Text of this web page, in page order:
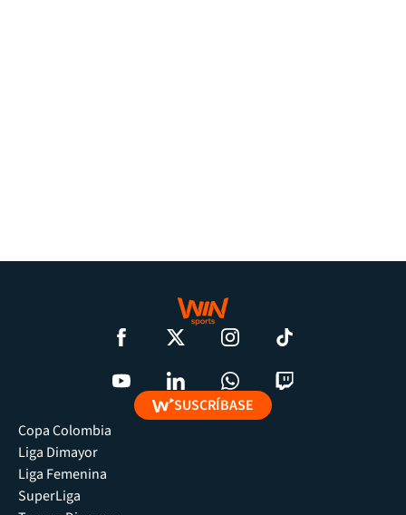
SUSCRÍBASE
Copa Colombia
Liga Dimayor
Liga Femenina
SuperLiga